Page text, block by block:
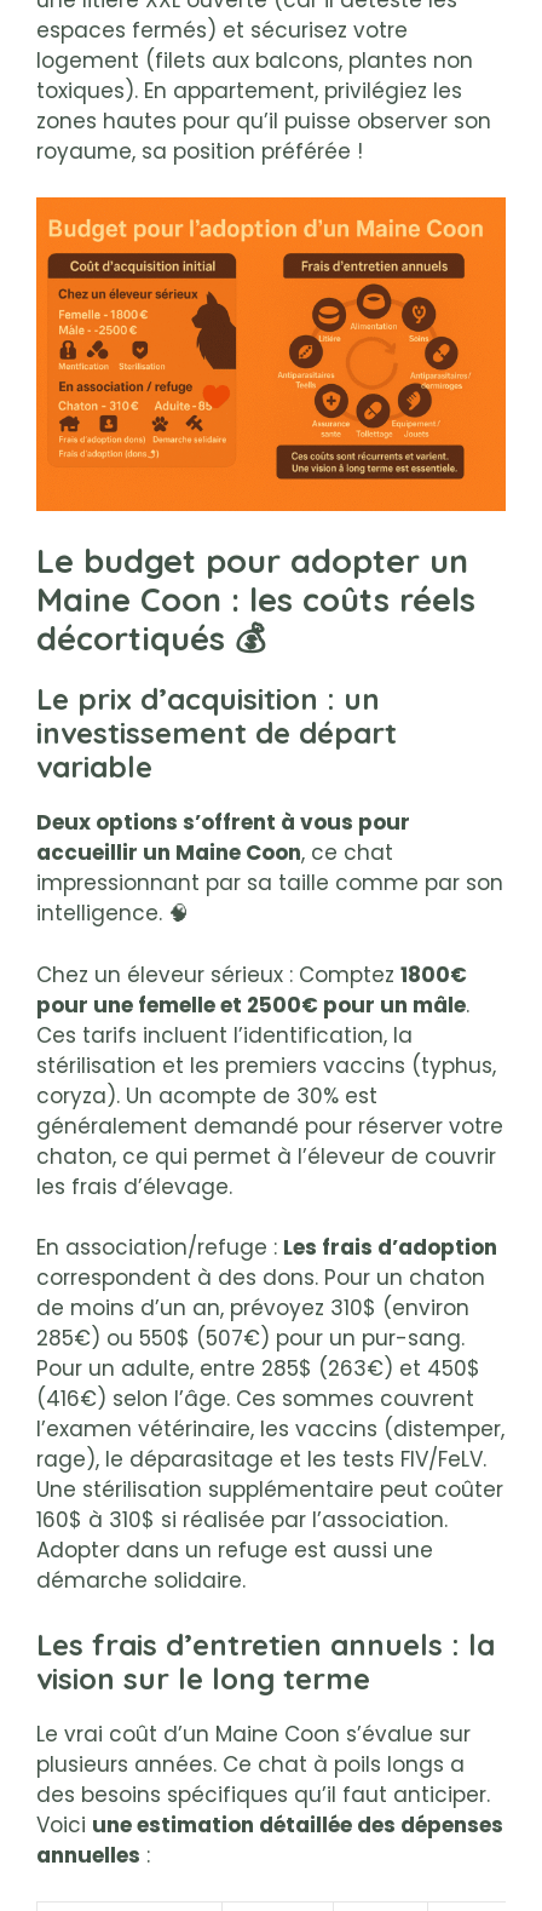
espaces fermés) et sécurisez votre
logement (filets aux balcons, plantes non
toxiques). En appartement, privilégiez les
zones hautes pour qu’il puisse observer son
royaume, sa position préférée !
Le budget pour adopter un
Maine Coon : les coûts réels
décortiqués 💰
Le prix d’acquisition : un
investissement de départ
variable
Deux options s’offrent à vous pour
accueillir un Maine Coon, ce chat
impressionnant par sa taille comme par son
intelligence. 🧠
Chez un éleveur sérieux : Comptez 1800€
pour une femelle et 2500€ pour un mâle.
Ces tarifs incluent l’identification, la
stérilisation et les premiers vaccins (typhus,
coryza). Un acompte de 30% est
généralement demandé pour réserver votre
chaton, ce qui permet à l’éleveur de couvrir
les frais d’élevage.
En association/refuge : Les frais d’adoption
correspondent à des dons. Pour un chaton
de moins d’un an, prévoyez 310$ (environ
285€) ou 550$ (507€) pour un pur-sang.
Pour un adulte, entre 285$ (263€) et 450$
(416€) selon l’âge. Ces sommes couvrent
l’examen vétérinaire, les vaccins (distemper,
rage), le déparasitage et les tests FIV/FeLV.
Une stérilisation supplémentaire peut coûter
160$ à 310$ si réalisée par l’association.
Adopter dans un refuge est aussi une
démarche solidaire.
Les frais d’entretien annuels : la
vision sur le long terme
Le vrai coût d’un Maine Coon s’évalue sur
plusieurs années. Ce chat à poils longs a
des besoins spécifiques qu’il faut anticiper.
Voici une estimation détaillée des dépenses
annuelles :